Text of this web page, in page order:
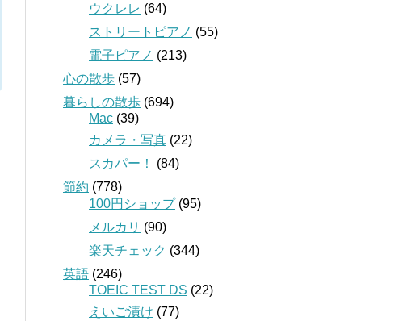
ウクレレ (64)
ストリートピアノ (55)
電子ピアノ (213)
心の散歩 (57)
暮らしの散歩 (694)
Mac (39)
カメラ・写真 (22)
スカパー！
(84)
節約 (778)
100円ショップ(95)
メルカリ (90)
楽天チェック (344)
英語 (246)
TOEIC TEST DS (22)
えいご漬け (77)